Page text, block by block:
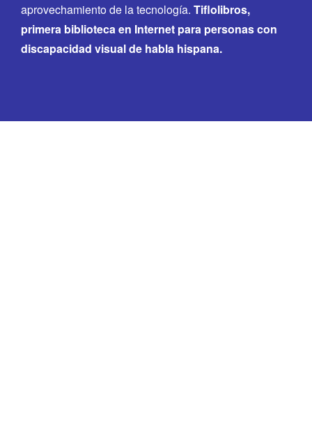
aprovechamiento de la tecnología. Tiflolibros,
primera biblioteca en Internet para personas con
discapacidad visual de habla hispana.